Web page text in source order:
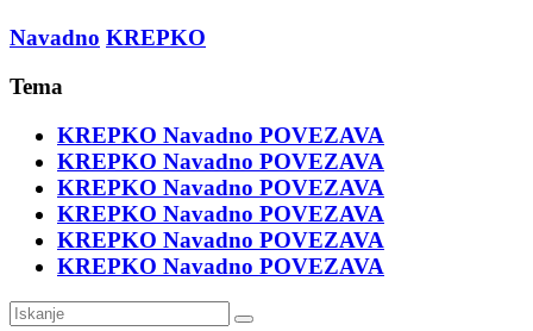
Navadno KREPKO
Tema
KREPKO Navadno POVEZAVA
KREPKO Navadno POVEZAVA
KREPKO Navadno POVEZAVA
KREPKO Navadno POVEZAVA
KREPKO Navadno POVEZAVA
KREPKO Navadno POVEZAVA